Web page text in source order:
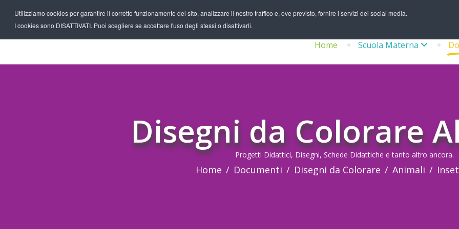
Utilizziamo cookies per garantire il corretto funzionamento del sito, analizzare il nostro traffico e, ove previsto, fornire i servizi dei social media.
I cookies sono DISATTIVATI. Puoi scegliere se accettare l'uso degli stessi o disattivarli.
Home Scuola Materna
Disegni da Colorare
Progetti Didattici, Disegni, Schede Didattiche e tanto altro ancora.
Home Documenti Disegni da Colorare Animali